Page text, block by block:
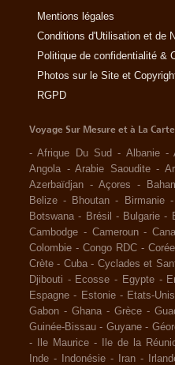
Mentions légales
Conditions d'Utilisation et de
Politique de confidentialité &
Photos sur le Site et
RGPD
Voyage Sur Mesure et à La Carte
-Afrique Du Sud - Albanie -
Angola -Arabie Saoudite -
Azerbaïdjan - Açores -
Belize - Bhoutan - Birmanie -
Botswana - Brésil - Bulgarie -
Cambodge - Cameroun -
Colombie - Congo RDC -
Crète - Cuba - Cyclades et
Djibouti - Ecosse - Egypte -
Espagne - Estonie - Etats-Unis
Gabon - Ghana - Grèce -
Guinée-Bissau - Guyane -
-
Ile Maurice - Ile de la
Inde - Indonésie - Iran -